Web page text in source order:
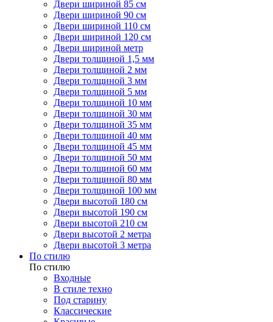
Двери шириной 85 см
Двери шириной 90 см
Двери шириной 110 см
Двери шириной 120 см
Двери шириной метр
Двери толщиной 1,5 мм
Двери толщиной 2 мм
Двери толщиной 3 мм
Двери толщиной 5 мм
Двери толщиной 10 мм
Двери толщиной 30 мм
Двери толщиной 35 мм
Двери толщиной 40 мм
Двери толщиной 45 мм
Двери толщиной 50 мм
Двери толщиной 60 мм
Двери толщиной 80 мм
Двери толщиной 100 мм
Двери высотой 180 см
Двери высотой 190 см
Двери высотой 210 см
Двери высотой 2 метра
Двери высотой 3 метра
По стилю
По стилю
Входные
В стиле техно
Под старину
Классические